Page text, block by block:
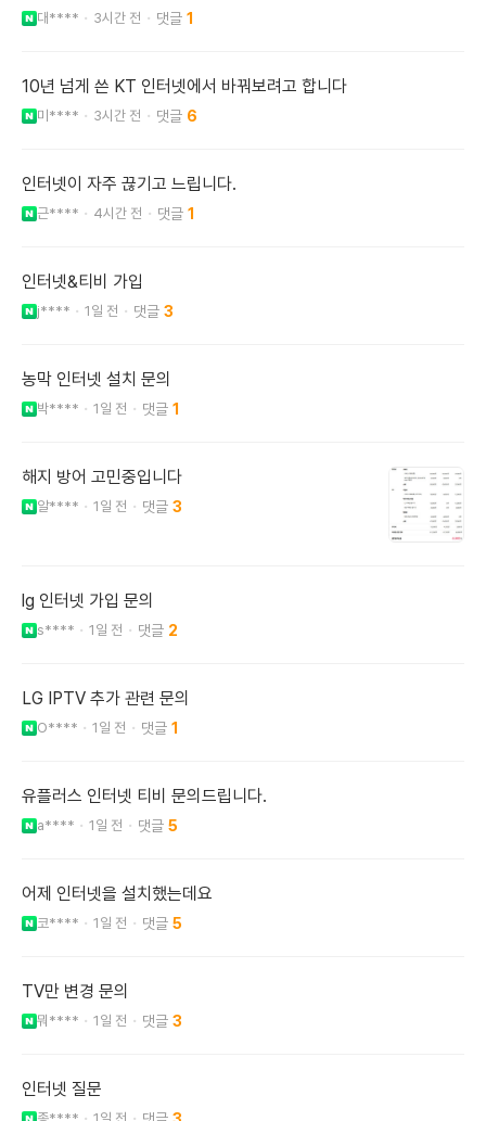
대**** 3시간 전 1
10년 넘게 쓴 KT 인터넷에서 바꿔보려고 합니다
미**** 3시간 전 6
인터넷이 자주 끊기고 느립니다.
근**** 4시간 전 1
인터넷&티비 가입
j**** 1일 전 3
농막 인터넷 설치 문의
박**** 1일 전 1
해지 방어 고민중입니다
알**** 1일 전 3
lg 인터넷 가입 문의
s**** 1일 전 2
LG IPTV 추가 관련 문의
O**** 1일 전 1
유플러스 인터넷 티비 문의드립니다.
a**** 1일 전 5
어제 인터넷을 설치했는데요
코**** 1일 전 5
TV만 변경 문의
뭐**** 1일 전 3
인터넷 질문